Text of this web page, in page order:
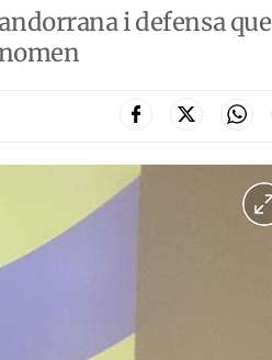
i defensa que